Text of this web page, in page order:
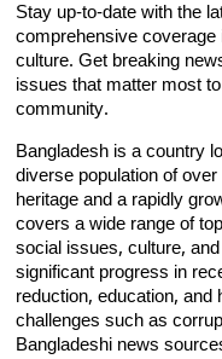
Stay up-to-date with the
comprehensive
culture. Get breaking
issues that matter most
community.
Bangladesh is a country
diverse population of
heritage and a rapidly
covers a wide range of
social issues, culture,
significant progress in
reduction, education,
challenges such as
Bangladeshi news